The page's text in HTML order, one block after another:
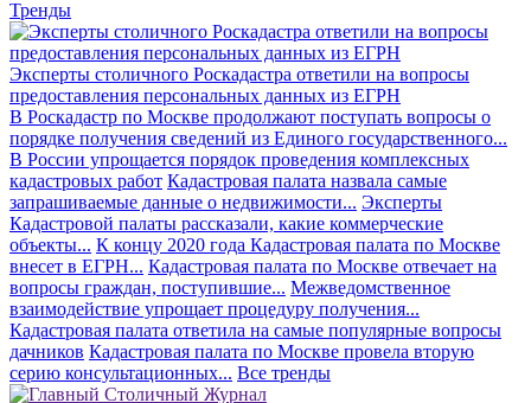
Тренды
Эксперты столичного Роскадастра ответили на вопросы
предоставления персональных данных из ЕГРН
В Роскадастр по Москве продолжают поступать вопросы о
порядке получения сведений из Единого государственного...
В России упрощается порядок проведения комплексных
кадастровых работ Кадастровая палата назвала самые
запрашиваемые данные о недвижимости... Эксперты
Кадастровой палаты рассказали, какие коммерческие
объекты... К концу 2020 года Кадастровая палата по Москве
внесет в ЕГРН... Кадастровая палата по Москве отвечает на
вопросы граждан, поступившие... Межведомственное
взаимодействие упрощает процедуру получения...
Кадастровая палата ответила на самые популярные вопросы
дачников Кадастровая палата по Москве провела вторую
серию консультационных... Все тренды